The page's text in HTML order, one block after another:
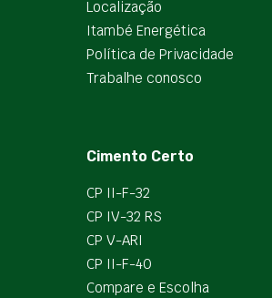
Localização
Itambé Energética
Política de Privacidade
Trabalhe conosco
Cimento Certo
CP II-F-32
CP IV-32 RS
CP V-ARI
CP II-F-40
Compare e Escolha